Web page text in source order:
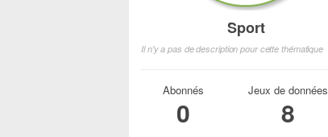
Sport
Il n'y a pas de description pour cette thématique
Abonnés
0
Jeux de données
8